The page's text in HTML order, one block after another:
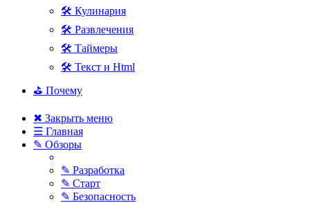
🛠 Кулинария
🛠 Развлечения
🛠 Таймеры
🛠 Текст и Html
⛳ Почему
✖ Закрыть меню
☰ Главная
✎ Обзоры
✎ Разработка
✎ Старт
✎ Безопасность